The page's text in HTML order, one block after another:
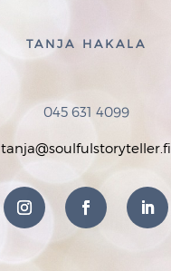
TANJA HAKALA
045 631 4099
tanja@soulfulstoryteller.fi